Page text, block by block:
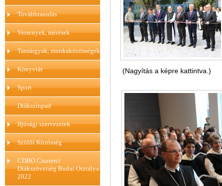
Továbbtanulás
Versenyek, mérések
Tantárgyak, munkaközösségek
Könyvtár
Sport
Diákszínpad
Ifjúsági szervezetek
Szülői Közösség
CDBO Ciszterci
Diákszövetség Budai Osztálya
2022
(Nagyítás a képre kattintva.)